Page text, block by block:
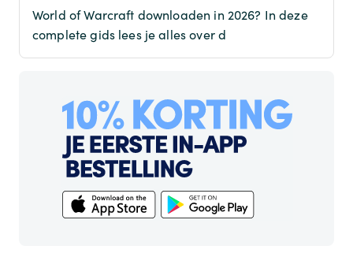
World of Warcraft downloaden in 2026? In deze
complete gids lees je alles over d